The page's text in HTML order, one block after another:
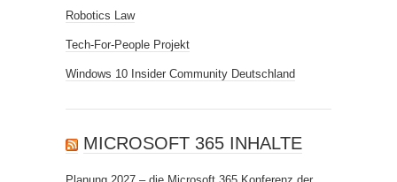
Robotics Law
Tech-For-People Projekt
Windows 10 Insider Community Deutschland
MICROSOFT 365 INHALTE